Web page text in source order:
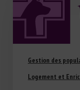
Gestion des
Logement et